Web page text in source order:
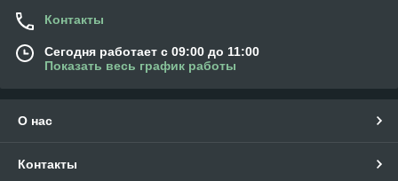
Контакты
Сегодня работает с 09:00 до 11:00
Показать весь график работы
О нас
Контакты